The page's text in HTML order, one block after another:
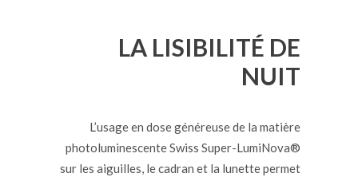
LA LISIBILITÉ DE
NUIT
L’usage en dose généreuse de la matière
photoluminescente Swiss Super-LumiNova®
sur les aiguilles, le cadran et la lunette permet